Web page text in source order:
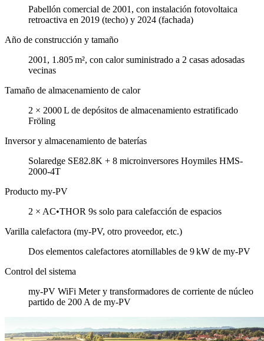
Pabellón comercial de 2001, con instalación fotovoltaica
retroactiva en 2019 (techo) y 2024 (fachada)
Año de construcción y tamaño
2001, 1.805 m², con calor suministrado a 2 casas adosadas
vecinas
Tamaño de almacenamiento de calor
2 × 2000 L de depósitos de almacenamiento estratificado
Fröling
Inversor y almacenamiento de baterías
Solaredge SE82.8K + 8 microinversores Hoymiles HMS-
2000-4T
Producto my-PV
2 × AC•THOR 9s solo para calefacción de espacios
Varilla calefactora (my-PV, otro proveedor, etc.)
Dos elementos calefactores atornillables de 9 kW de my-PV
Control del sistema
my-PV WiFi Meter y transformadores de corriente de núcleo
partido de 200 A de my-PV